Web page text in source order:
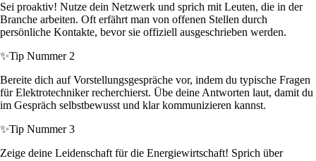
Sei proaktiv! Nutze dein Netzwerk und sprich mit Leuten, die in der
Branche arbeiten. Oft erfährt man von offenen Stellen durch
persönliche Kontakte, bevor sie offiziell ausgeschrieben werden.
✨Tip Nummer 2
Bereite dich auf Vorstellungsgespräche vor, indem du typische Fragen
für Elektrotechniker recherchierst. Übe deine Antworten laut, damit du
im Gespräch selbstbewusst und klar kommunizieren kannst.
✨Tip Nummer 3
Zeige deine Leidenschaft für die Energiewirtschaft! Sprich über